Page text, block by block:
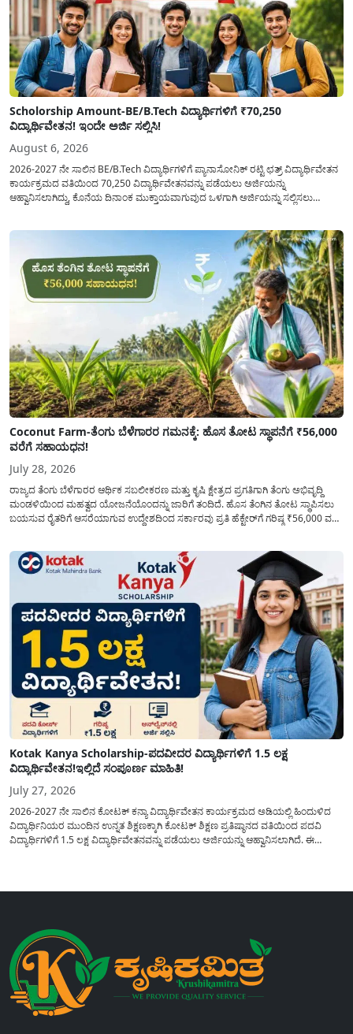
Scholorship Amount-BE/B.Tech ವಿದ್ಯಾರ್ಥಿಗಳಿಗೆ ₹70,250
ವಿದ್ಯಾರ್ಥಿವೇತನ! ಇಂದೇ ಅರ್ಜಿ ಸಲ್ಲಿಸಿ!
August 6, 2026
2026-2027 ನೇ ಸಾಲಿನ BE/B.Tech ವಿದ್ಯಾರ್ಥಿಗಳಿಗೆ ಪ್ಯಾನಾಸೋನಿಕ್ ರಟ್ಟಿ ಛತ್ರ್ ವಿದ್ಯಾರ್ಥಿವೇತನ
ಕಾರ್ಯಕ್ರಮದ ವತಿಯಿಂದ 70,250 ವಿದ್ಯಾರ್ಥಿವೇತನವನ್ನು ಪಡೆಯಲು ಅರ್ಜಿಯನ್ನು
ಆಹ್ವಾನಿಸಲಾಗಿದ್ದು, ಕೊನೆಯ ದಿನಾಂಕ ಮುಕ್ತಾಯವಾಗುವುದ ಒಳಗಾಗಿ ಅರ್ಜಿಯನ್ನು ಸಲ್ಲಿಸಲು
Coconut Farm-ತೆಂಗು ಬೆಳೆಗಾರರ ಗಮನಕ್ಕೆ: ಹೊಸ ತೋಟ ಸ್ಥಾಪನೆಗೆ ₹56,000
ವರೆಗೆ ಸಹಾಯಧನ!
July 28, 2026
ರಾಜ್ಯದ ತೆಂಗು ಬೆಳೆಗಾರರ ಆರ್ಥಿಕ ಸಬಲೀಕರಣ ಮತ್ತು ಕೃಷಿ ಕ್ಷೇತ್ರದ ಪ್ರಗತಿಗಾಗಿ ತೆಂಗು ಅಭಿವೃದ್ದಿ
ಮಂಡಳಿಯಿಂದ ಮಹತ್ವದ ಯೋಜನೆಯೊಂದನ್ನು ಜಾರಿಗೆ ತಂದಿದೆ. ಹೊಸ ತೆಂಗಿನ ತೋಟ ಸ್ಥಾಪಿಸಲು
ಬಯಸುವ ರೈತರಿಗೆ ಆಸರೆಯಾಗುವ ಉದ್ದೇಶದಿಂದ ಸರ್ಕಾರವು ಪ್ರತಿ ಹೆಕ್ಟೇರ್‌ಗೆ ಗರಿಷ್ಠ ₹56,000 ವರೆಗೆ
Kotak Kanya Scholarship-ಪದವೀದರ ವಿದ್ಯಾರ್ಥಿಗಳಿಗೆ 1.5 ಲಕ್ಷ
ವಿದ್ಯಾರ್ಥಿವೇತನ!ಇಲ್ಲಿದೆ ಸಂಪೂರ್ಣ ಮಾಹಿತಿ!
July 27, 2026
2026-2027 ನೇ ಸಾಲಿನ ಕೋಟಕ್ ಕನ್ಯಾ ವಿದ್ಯಾರ್ಥಿವೇತನ ಕಾರ್ಯಕ್ರಮದ ಅಡಿಯಲ್ಲಿ ಹಿಂದುಳಿದ
ವಿದ್ಯಾರ್ಥಿನಿಯರ ಮುಂದಿನ ಉನ್ನತ ಶಿಕ್ಷಣಕ್ಕಾಗಿ ಕೋಟಕ್ ಶಿಕ್ಷಣ ಪ್ರತಿಷ್ಠಾನದ ವತಿಯಿಂದ ಪದವಿ
ವಿದ್ಯಾರ್ಥಿಗಳಿಗೆ 1.5 ಲಕ್ಷ ವಿದ್ಯಾರ್ಥಿವೇತನವನ್ನು ಪಡೆಯಲು ಅರ್ಜಿಯನ್ನು ಆಹ್ವಾನಿಸಲಾಗಿದೆ. ಈ